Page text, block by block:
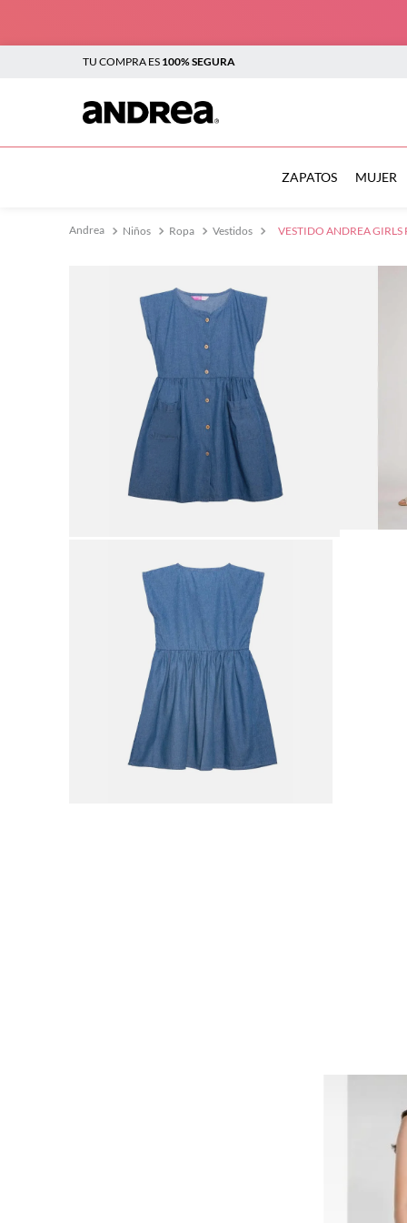
TU COMPRA ES 100% SEGURA
ZAPATOS MUJER
Niños Ropa Vestidos VESTIDO ANDREA
TÉRMINOS MÁS BUSCADOS
tenis mujer